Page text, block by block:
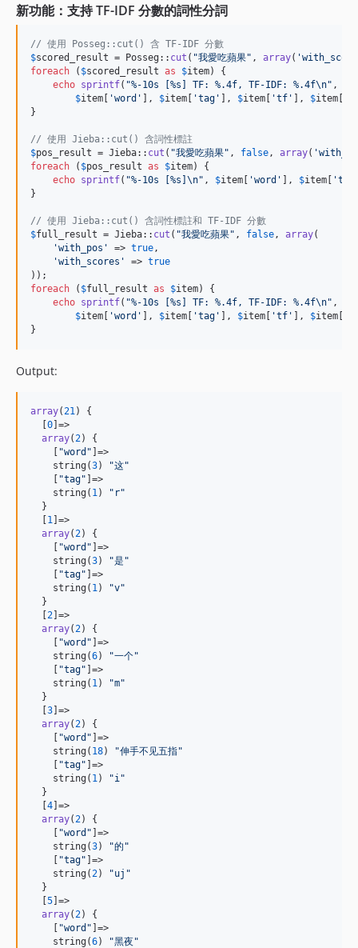
新功能：支持 TF-IDF 分數的詞性分詞
// 使用 Posseg::cut() 含 TF-IDF 分數
$scored_result = Posseg:: cut ( "我愛吃蘋果" , array( '
foreach ( $scored_result as $item) {
echo sprintf( "%-10s [%s] TF: %.4f, TF-IDF: %.4f\n" ,
$item [ 'word ' ], $item [ 'tag ' ], $item [ 'tf ' ], $item [
}
// 使用 Jieba::cut() 含詞性標註
$pos_result = Jieba:: cut ( "我愛吃蘋果" , false , array( '
foreach ( $pos_result as $item) {
echo sprintf( "%-10s [%s] \n" , $item [ 'word ' ], $item [ 'tag
}
// 使用 Jieba::cut() 含詞性標註和 TF-IDF 分數
$full_result = Jieba:: cut ( "我愛吃蘋果" , false , array(
'with_pos ' => true ,
'with_scores ' => true
foreach ( $full_result as $item) {
echo sprintf( "%-10s [%s] TF: %.4f, TF-IDF: %.4f\n" ,
$item [ 'word ' ], $item [ 'tag ' ], $item [ 'tf ' ], $item [
}
Output:
array( 21 ) {
  [
0]=>
array( 2) {
    [
"word " ]=>
    string(
3) "这"
    [
"tag" ]=>
    string(
1 ) " r"
  }
  [
1 ]=>
array( 2) {
    [
"word " ]=>
    string(
3) "是 "
    [
"tag" ]=>
    string(
1 ) "v"
  }
  [
2]=>
array( 2) {
    [
"word " ]=>
    string(
6) "一个"
    [
"tag" ]=>
    string(
1 ) "m"
  }
  [
3]=>
array( 2) {
    [
"word " ]=>
    string(
18) "伸手不见五指"
    [
"tag" ]=>
    string(
1 ) "i "
  }
  [
4]=>
array( 2) {
    [
"word " ]=>
    string(
3) "的 "
    [
"tag" ]=>
    string(
2) "uj "
  }
  [
5]=>
array( 2) {
    [
"word " ]=>
    string(
6) "黑夜"